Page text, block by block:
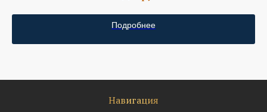
Подробнее
Навигация